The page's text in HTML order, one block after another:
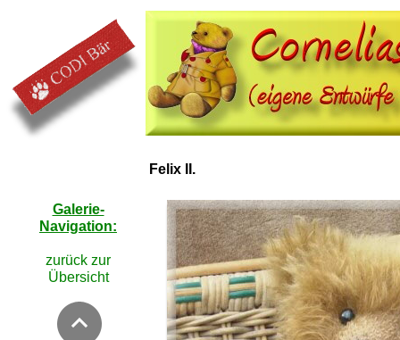
Galerie-
Navigation:
zurück zur
Übersicht
Felix II.